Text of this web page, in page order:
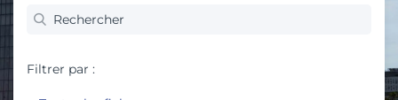
Filtrer par :